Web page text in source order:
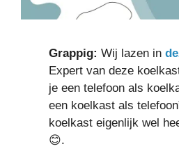
Grappig:Wij lazen in
Expert van deze
je een telefoon als
een koelkast als
koelkast eigenlijk wel
😊.